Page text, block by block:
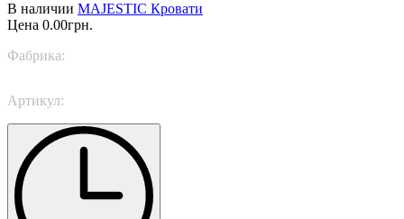
В наличии MAJESTIC Кровати
Цена 0.00грн.
Фабрика:
Артикул: